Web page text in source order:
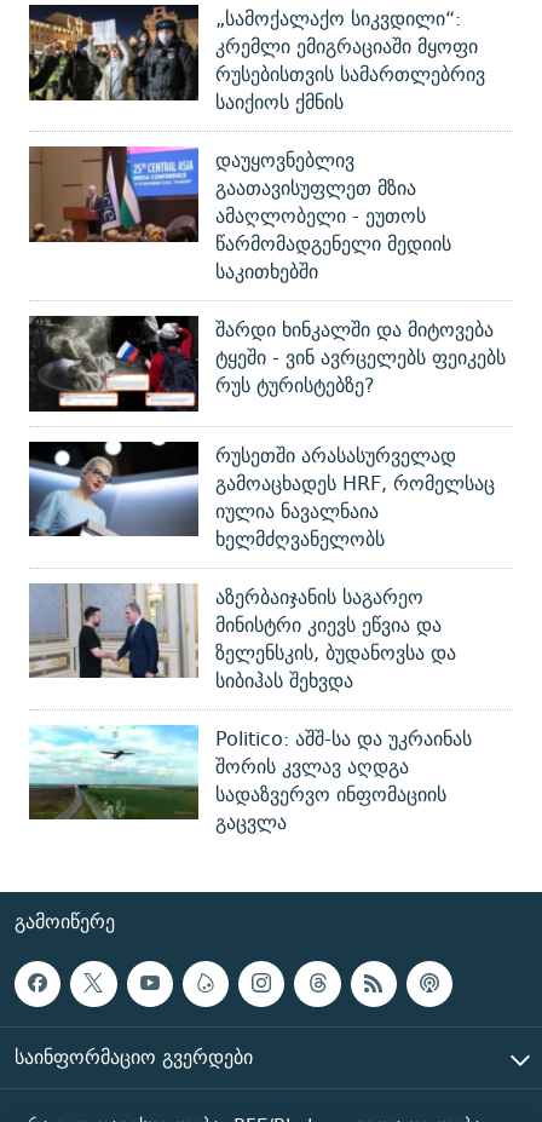
„სამოქალაქო სიკვდილი“:
კრემლი ემიგრაციაში მყოფი
რუსებისთვის სამართლებრივ
საიქიოს ქმნის
დაუყოვნებლივ
გაათავისუფლეთ მზია
ამაღლობელი - ეუთოს
წარმომადგენელი მედიის
საკითხებში
შარდი ხინკალში და მიტოვება
ტყეში - ვინ ავრცელებს ფეიკებს
რუს ტურისტებზე?
რუსეთში არასასურველად
გამოაცხადეს HRF, რომელსაც
იულია ნავალნაია
ხელმძღვანელობს
აზერბაიჯანის საგარეო
მინისტრი კიევს ეწვია და
ზელენსკის, ბუდანოვსა და
სიბიჰას შეხვდა
Politico: აშშ-სა და უკრაინას
შორის კვლავ აღდგა
სადაზვერვო ინფომაციის
გაცვლა
ᲒᲐᲛᲝᲘᲬᲔᲠᲔ
ᲡᲐᲘᲜᲤᲝᲠᲛᲐᲪᲘᲝ ᲒᲕᲔᲠᲓᲔᲑᲘ